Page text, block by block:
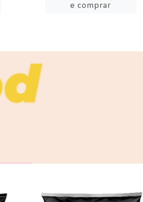
e comprar